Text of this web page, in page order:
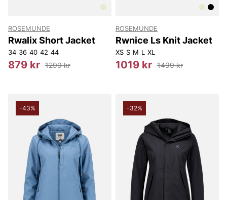
ROSEMUNDE
Rwalix Short Jacket
34 36 40 42 44
879 kr 1299 kr
ROSEMUNDE
Rwnice Ls Knit Jacket
XS S M L XL
1019 kr 1499 kr
-43% -32%